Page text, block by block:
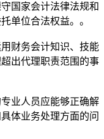
国家会计法律法规和
单位合法权益。。
财务会计知识、技能
出代理职责范围的事
业人员应能够正确解
体业务处理方面的问